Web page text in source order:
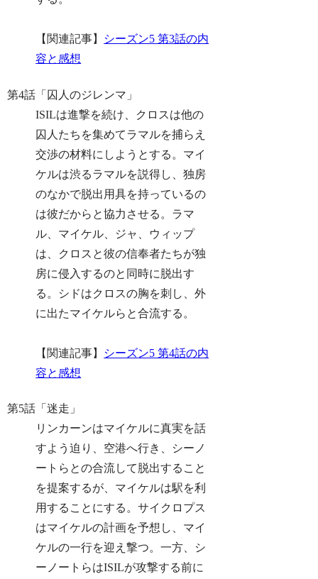
【関連記事】
シーズン5 第3話の内
容と感想
第4話「囚人のジレンマ」
ISILは進撃を続け、クロスは他の
囚人たちを集めてラマルを捕らえ
交渉の材料にしようとする。マイ
ケルは渋るラマルを説得し、独房
のなかで脱出用具を持っているの
は彼だからと協力させる。ラマ
ル、マイケル、ジャ、ウィップ
は、クロスと彼の信奉者たちが独
房に侵入するのと同時に脱出す
る。シドはクロスの胸を刺し、外
に出たマイケルらと合流する。
【関連記事】
シーズン5 第4話の内
容と感想
第5話「迷走」
リンカーンはマイケルに真実を話
すよう迫り、空港へ行き、シーノ
ートらとの合流して脱出すること
を提案するが、マイケルは駅を利
用することにする。サイクロプス
はマイケルの計画を予想し、マイ
ケルの一行を迎え撃つ。一方、シ
ーノートらはISILが攻撃する前に